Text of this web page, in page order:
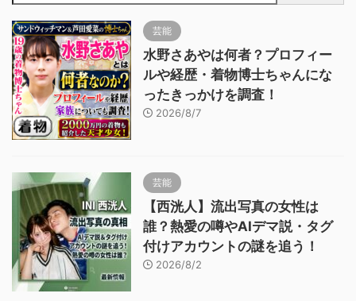
芸能
水野さあやは何者？プロフィー
ルや経歴・着物博士ちゃんにな
ったきっかけを調査！
2026/8/7
芸能
【西洸人】流出写真の女性は
誰？熱愛の噂やAIデマ説・タグ
付けアカウントの謎を追う！
2026/8/2